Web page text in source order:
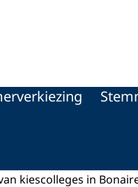
kiescolleges in